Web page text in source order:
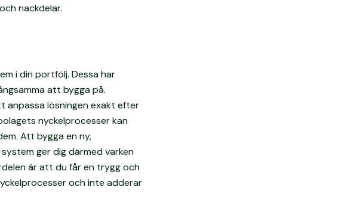
och nackdelar.
i din portfölj. Dessa har
att bygga på.
anpassa lösningen exakt efter
nyckelprocesser kan
Att bygga en ny,
ger dig därmed varken
är att du får en trygg och
och inte adderar